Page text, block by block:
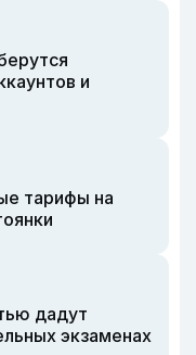
и
тарифы на
дадут
экзаменах